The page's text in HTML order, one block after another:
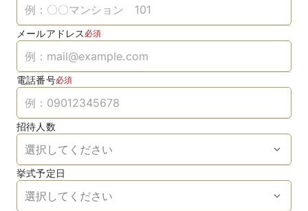
メールアドレス 必須
電話番号必須
招待人数
挙式予定日